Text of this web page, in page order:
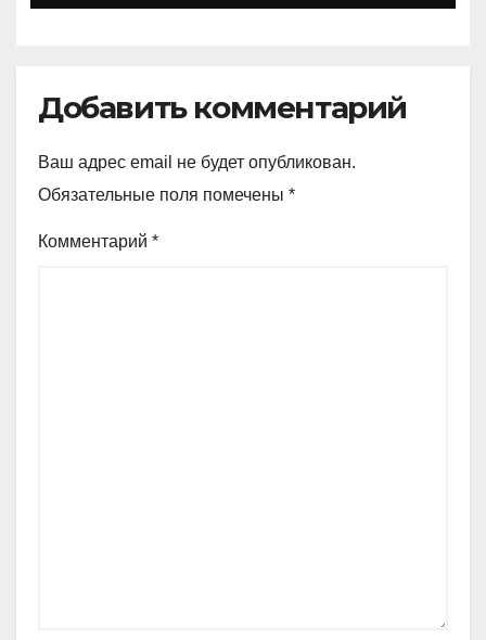
Добавить комментарий
Ваш адрес email не будет опубликован.
Обязательные поля помечены *
Комментарий *